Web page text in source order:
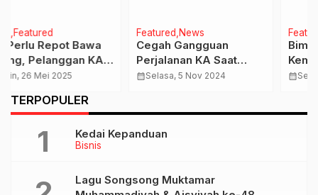
Featured
Cegah Gangguan
Perjalanan KA Saat
Cuaca Ekstrim, Daop 6
Kesiapsiagaan
calendar_monthSelasa, 5 Nov 2024
Featured
Bimbingan Manasik
Kemenag Klaten , Iskak
Sulistya Sampaikan
calendar_monthSelasa, 15 Apr 2025
…
TERPOPULER
Bisnis
Kedai Kepanduan
Lagu Songsong Muktamar